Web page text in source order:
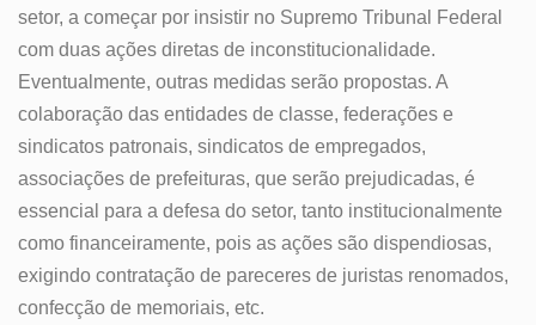
setor, a começar por insistir no Supremo Tribunal Federal
com duas ações diretas de inconstitucionalidade.
Eventualmente, outras medidas serão propostas. A
colaboração das entidades de classe, federações e
sindicatos patronais, sindicatos de empregados,
associações de prefeituras, que serão prejudicadas, é
essencial para a defesa do setor, tanto institucionalmente
como financeiramente, pois as ações são dispendiosas,
exigindo contratação de pareceres de juristas renomados,
confecção de memoriais, etc.